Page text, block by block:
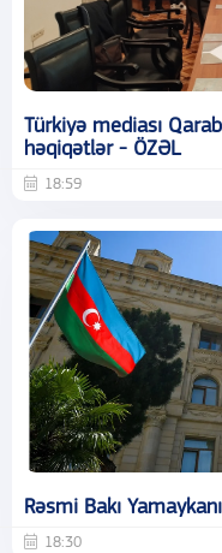
Türkiyə mediası
həqiqətlər - ÖZƏL
18:59
Rəsmi Bakı
18:30